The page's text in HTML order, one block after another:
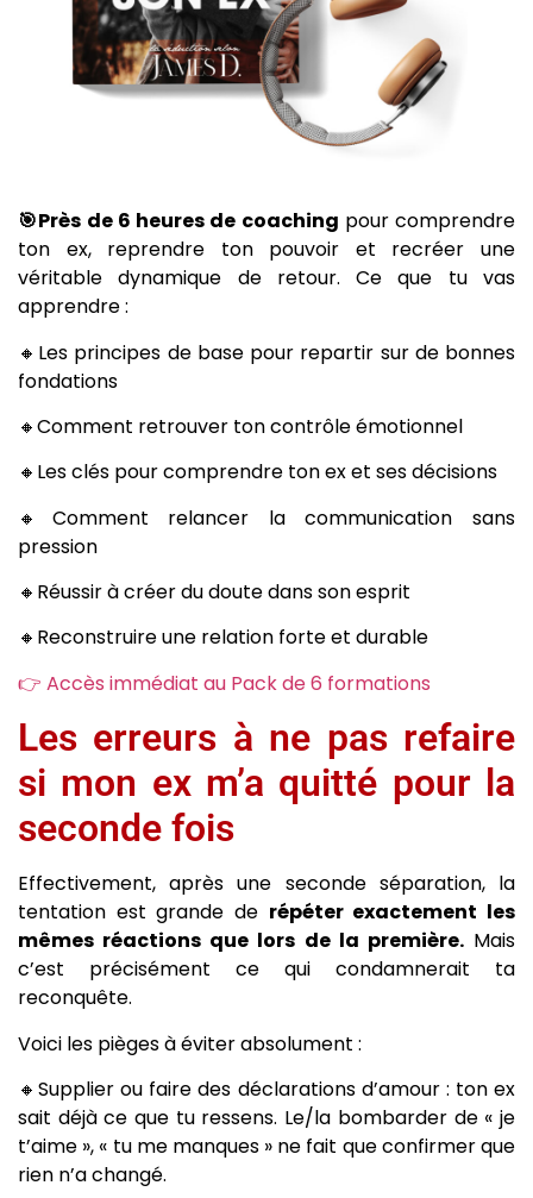
🎯Près de 6 heures de coaching pour comprendre
ton ex, reprendre ton pouvoir et recréer une
véritable dynamique de retour. Ce que tu vas
apprendre :
🔸Les principes de base pour repartir sur de bonnes
fondations
🔸Comment retrouver ton contrôle émotionnel
🔸Les clés pour comprendre ton ex et ses décisions
🔸Comment relancer la communication sans
pression
🔸Réussir à créer du doute dans son esprit
🔸Reconstruire une relation forte et durable
👉 Accès immédiat au Pack de 6 formations
Les erreurs à ne pas refaire
si mon ex m’a quitté pour la
seconde fois
Effectivement, après une seconde séparation, la
tentation est grande de répéter exactement les
mêmes réactions que lors de la première.Mais
c’est précisément ce qui condamnerait ta
reconquête.
Voici les pièges à éviter absolument :
🔸Supplier ou faire des déclarations d’amour : ton ex
sait déjà ce que tu ressens. Le/la bombarder de « je
t’aime », « tu me manques » ne fait que confirmer que
rien n’a changé.